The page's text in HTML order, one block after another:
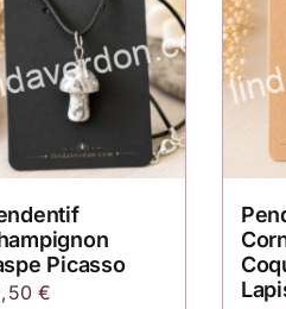
Picasso
€